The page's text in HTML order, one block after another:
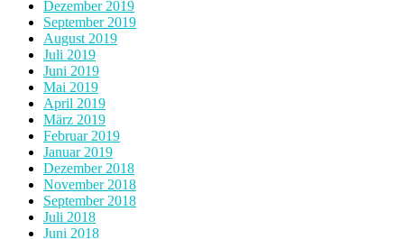
Dezember 2019
September 2019
August 2019
Juli 2019
Juni 2019
Mai 2019
April 2019
März 2019
Februar 2019
Januar 2019
Dezember 2018
November 2018
September 2018
Juli 2018
Juni 2018